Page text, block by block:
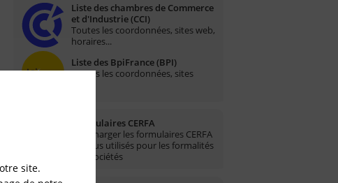
Liste des chambres de Commerce
et d'Industrie (CCI)
Toutes les coordonnées, sites web,
horaires...
Liste des BpiFrance (BPI)
Toutes les coordonnées, sites
Formulaires CERFA
Télécharger les formulaires CERFA
les plus utilisés pour les formalités
des sociétés
site.